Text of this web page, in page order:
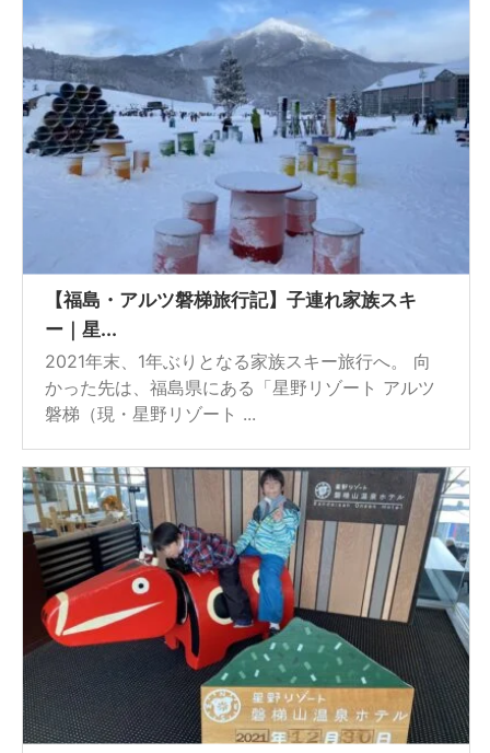
【福島・アルツ磐梯旅行記】子連れ家族スキ
ー｜星...
2021年末、1年ぶりとなる家族スキー旅行へ。 向
かった先は、福島県にある「星野リゾート アルツ
磐梯（現・星野リゾート ...